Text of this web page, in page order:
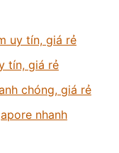
uy tín, giá rẻ
tín, giá rẻ
chóng, giá rẻ
nhanh